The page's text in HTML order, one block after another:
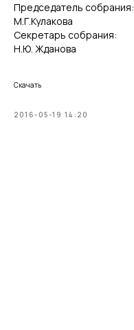
Председатель собрания:
М.Г.Кулакова
Секретарь собрания:
Н.Ю. Жданова
Скачать
2016-05-19 14:20